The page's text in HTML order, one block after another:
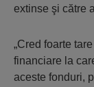
extinse şi către
„Cred foarte
financiare la
aceste fonduri,